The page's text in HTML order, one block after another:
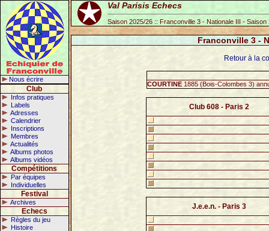
Nous écrire
Club
Infos pratiques
Labels
Adresses
Calendrier
Inscriptions
Membres
Actualités
Albums photos
Albums vidéos
Compétitions
Par équipes
Individuelles
Festival
Archives
Echecs
Règles du jeu
Histoire
Val Parisis Echecs
Saison 2025/26 :: Franconville 3 - Nationale III - Saison
Franconville 3 -
Retour à la
COURTINE 1885 (Bois-Colombes 3)
Club 608 - Paris 2
J.e.e.n. - Paris 3